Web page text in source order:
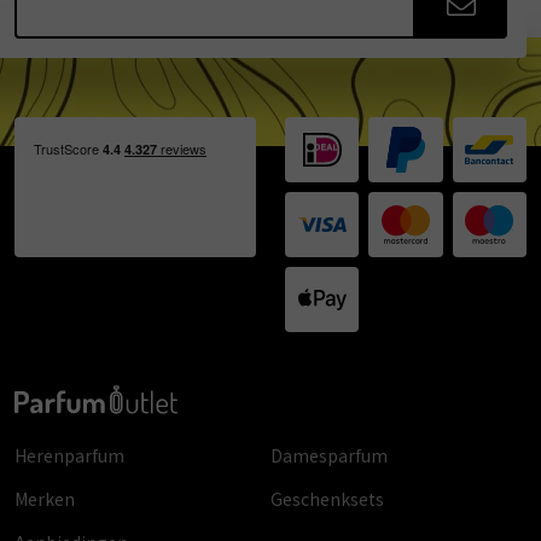
Herenparfum
Damesparfum
Merken
Geschenksets